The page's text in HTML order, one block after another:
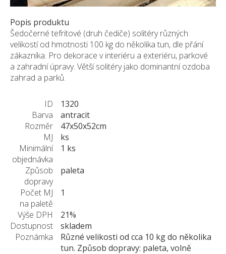
Terazzo
Doplňkový sortiment
DLAŽEBNÍ KOSTKY
KAMENNÉ DLAŽBY, OBKLADY
MLATOVÉ POVRCHY
ZAKÁZKY NA MÍRU
VÝPRODEJ
NOVINKY
BLOG
KONTAKT
Popis produktu
Šedočerné tefritové (druh čediče) solitéry různých
velikostí od hmotnosti 100 kg do několika tun, dle přání
zákazníka. Pro dekorace v interiéru a exteriéru, parkové
a zahradní úpravy. Větší solitéry jako dominantní ozdoba
zahrad a parků.
ID
1320
Barva
antracit
Rozměr
47x50x52cm
MJ
ks
Minimální
objednávka
1 ks
Způsob
dopravy
paleta
Počet MJ
na paletě
1
Výše DPH
21%
Dostupnost
skladem
Poznámka
Různé velikosti od cca 10 kg do několika
tun. Způsob dopravy: paleta, volně